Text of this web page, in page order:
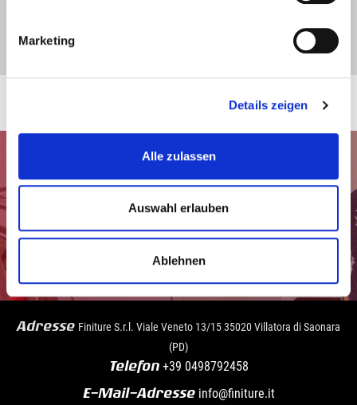
Marketing
Details zeigen
Alle zulassen
Auswahl erlauben
Ablehnen
Adresse Finiture S.r.l. Viale Veneto 13/15 35020 Villatora di Saonara
(PD)
Telefon +39 0498792458
E-Mail-Adresse info@finiture.it